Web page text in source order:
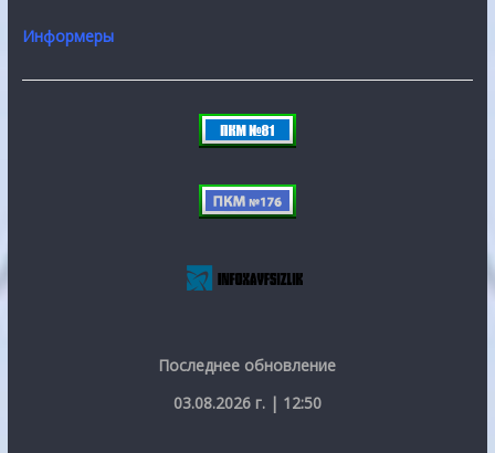
Информеры
Последнее обновление
03.08.2026 г. | 12:50